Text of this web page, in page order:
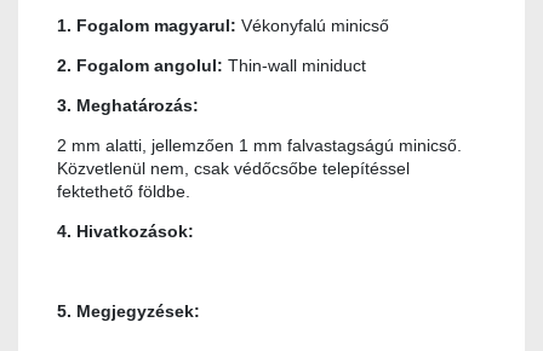
1. Fogalom magyarul: Vékonyfalú minicső
2. Fogalom angolul: Thin-wall miniduct
3. Meghatározás:
2 mm alatti, jellemzően 1 mm falvastagságú minicső.
Közvetlenül nem, csak védőcsőbe telepítéssel
fektethető földbe.
4. Hivatkozások:
5. Megjegyzések: